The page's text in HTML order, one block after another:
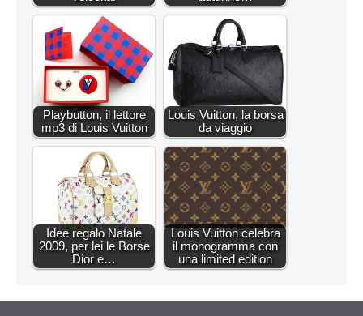
Playbutton, il lettore
mp3 di Louis Vuitton
Louis Vuitton, la borsa
da viaggio
Idee regalo Natale
2009, per lei le Borse
Dior e…
Louis Vuitton celebra
il monogramma con
una limited edition